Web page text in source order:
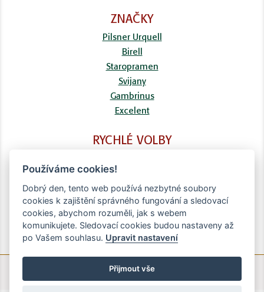
ZNAČKY
Pilsner Urquell
Birell
Staropramen
Svijany
Gambrinus
Excelent
RYCHLÉ VOLBY
Kontaktní formulář
Doprava
Obchodní podmínky
Zpracování osobních údajů
© Copyright Brighten Digital - 2020
Používáme cookies!
Dobrý den, tento web používá nezbytné soubory
cookies k zajištění správného fungování a sledovací
cookies, abychom rozuměli, jak s webem
komunikujete. Sledovací cookies budou nastaveny až
po Vašem souhlasu. Upravit nastavení
Přijmout vše